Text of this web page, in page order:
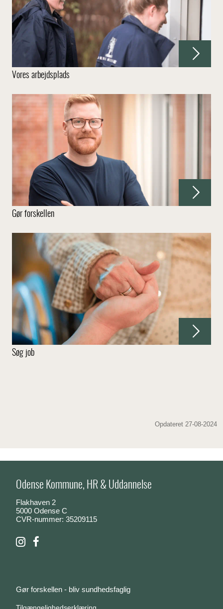
Vores arbejdsplads
Gør forskellen
Søg job
Opdateret 27-08-2024
Odense Kommune, HR & Uddannelse
Flakhaven 2
5000 Odense C
CVR-nummer: 35209115
Gør forskellen - bliv sundhedsfaglig